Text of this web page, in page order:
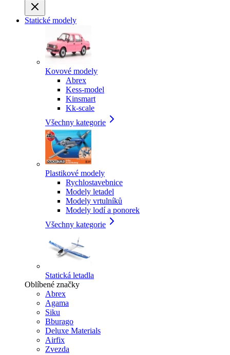
Statické modely
Kovové modely
Abrex
Kess-model
Kinsmart
Kk-scale
Všechny kategorie
Plastikové modely
Rychlostavebnice
Modely letadel
Modely vrtulníků
Modely lodí a ponorek
Všechny kategorie
Statická letadla
Oblíbené značky
Abrex
Agama
Siku
Bburago
Deluxe Materials
Airfix
Zvezda